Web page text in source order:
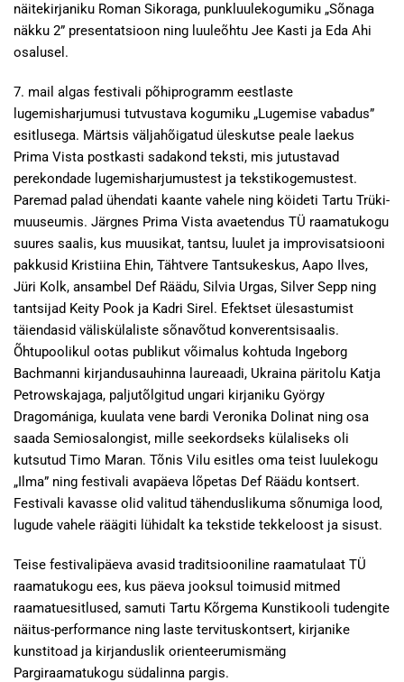
näitekirjaniku Roman Sikoraga, punkluulekogumiku „Sõnaga
näkku 2” presentatsioon ning luuleõhtu Jee Kasti ja Eda Ahi
osalusel.
7. mail algas festivali põhiprogramm eestlaste
lugemisharjumusi tutvustava kogumiku „Lugemise vabadus”
esitlusega. Märtsis väljahõigatud üleskutse peale laekus
Prima Vista postkasti sadakond teksti, mis jutustavad
perekondade lugemisharjumustest ja tekstikogemustest.
Paremad palad ühendati kaante vahele ning köideti Tartu Trüki-
muuseumis. Järgnes Prima Vista avaetendus TÜ raamatukogu
suures saalis, kus muusikat, tantsu, luulet ja improvisatsiooni
pakkusid Kristiina Ehin, Tähtvere Tantsukeskus, Aapo Ilves,
Jüri Kolk, ansambel Def Räädu, Silvia Urgas, Silver Sepp ning
tantsijad Keity Pook ja Kadri Sirel. Efektset ülesastumist
täiendasid väliskülaliste sõnavõtud konverentsisaalis.
Õhtupoolikul ootas publikut võimalus kohtuda Ingeborg
Bachmanni kirjandusauhinna laureaadi, Ukraina päritolu Katja
Petrowskajaga, paljutõlgitud ungari kirjaniku György
Dragomániga, kuulata vene bardi Veronika Dolinat ning osa
saada Semiosalongist, mille seekordseks külaliseks oli
kutsutud Timo Maran. Tõnis Vilu esitles oma teist luulekogu
„Ilma” ning festivali avapäeva lõpetas Def Räädu kontsert.
Festivali kavasse olid valitud tähenduslikuma sõnumiga lood,
lugude vahele räägiti lühidalt ka tekstide tekkeloost ja sisust.
Teise festivalipäeva avasid traditsiooniline raamatulaat TÜ
raamatukogu ees, kus päeva jooksul toimusid mitmed
raamatuesitlused, samuti Tartu Kõrgema Kunstikooli tudengite
näitus-performance ning laste tervituskontsert, kirjanike
kunstitoad ja kirjanduslik orienteerumismäng
Pargiraamatukogu südalinna pargis.